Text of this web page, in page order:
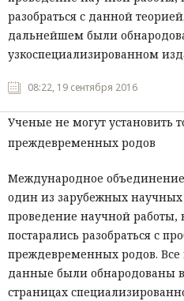
разобраться с данной
дальнейшем были
узкоспециализированном
08:22, 19 сентября 2016
Ученые не могут установить
преждевременных родов
Международное
один из зарубежных
проведение научной работы,
постарались разобраться с
преждевременных родов. Все
данные были обнародованы
страницах